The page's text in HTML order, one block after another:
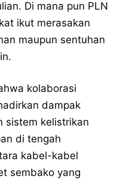
Di mana pun PLN
ikut merasakan
maupun sentuhan
kolaborasi
dampak
sistem kelistrikan
di tengah
kabel-kabel
sembako yang